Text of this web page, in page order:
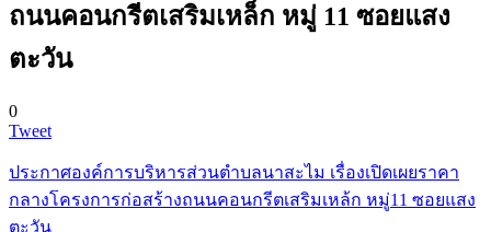
ถนนคอนกรีตเสริมเหล็ก หมู่ 11 ซอยแสง
ตะวัน
0
Tweet
ประกาศองค์การบริหารส่วนตำบลนาสะไม เรื่องเปิดเผยราคา
กลางโครงการก่อสร้างถนนคอนกรีตเสริมเหล้ก หมู่11 ซอยแสง
ตะวัน